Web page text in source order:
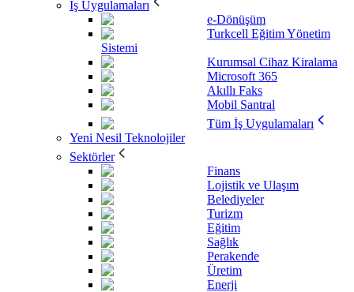
İş Uygulamaları
e-Dönüşüm
Turkcell Eğitim Yönetim
Sistemi
Kurumsal Cihaz Kiralama
Microsoft 365
Akıllı Faks
Mobil Santral
Tüm İş Uygulamaları
Yeni Nesil Teknolojiler
Sektörler
Finans
Lojistik ve Ulaşım
Belediyeler
Turizm
Eğitim
Sağlık
Perakende
Üretim
Enerji